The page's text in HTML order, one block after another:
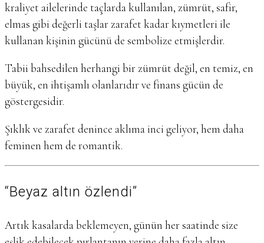
kraliyet ailelerinde taçlarda kullanılan, zümrüt, safir,
elmas gibi değerli taşlar zarafet kadar kıymetleri ile
kullanan kişinin gücünü de sembolize etmişlerdir.
Tabii bahsedilen herhangi bir zümrüt değil, en temiz, en
büyük, en ihtişamlı olanlarıdır ve finans gücün de
göstergesidir.
Şıklık ve zarafet denince aklıma inci geliyor, hem daha
feminen hem de romantik.
“Beyaz altın özlendi”
Artık kasalarda beklemeyen, günün her saatinde size